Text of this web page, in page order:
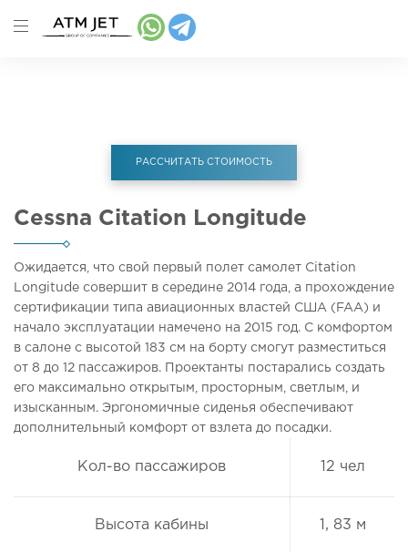
Аренда самолета
Longitude
РАССЧИТАТЬ СТОИМОСТЬ
Cessna Citation Longitude
Ожидается, что свой первый полет самолет Citation
Longitude совершит в середине 2014 года, а прохождение
сертификации типа авиационных властей США (FAA) и
начало эксплуатации намечено на 2015 год. С комфортом
в салоне с высотой 183 см на борту смогут разместиться
от 8 до 12 пассажиров. Проектанты постарались создать
его максимально открытым, просторным, светлым, и
изысканным. Эргономичные сиденья обеспечивают
дополнительный комфорт от взлета до посадки.
Кол-во пассажиров 12 чел
Высота кабины 1, 83 м